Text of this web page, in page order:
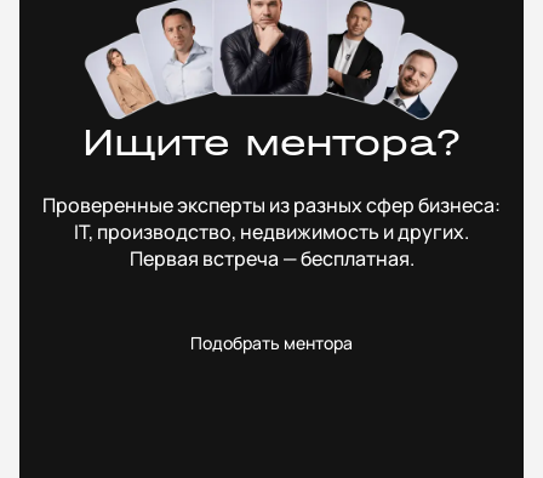
Ищите ментора?
Проверенные эксперты из разных сфер бизнеса:
IT, производство, недвижимость и других.
Первая встреча — бесплатная.
Подобрать ментора